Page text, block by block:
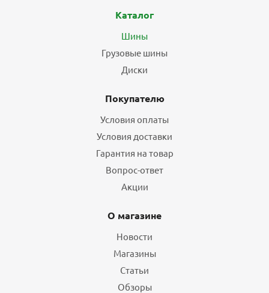
Каталог
Шины
Грузовые шины
Диски
Покупателю
Условия оплаты
Условия доставки
Гарантия на товар
Вопрос-ответ
Акции
О магазине
Новости
Магазины
Статьи
Обзоры